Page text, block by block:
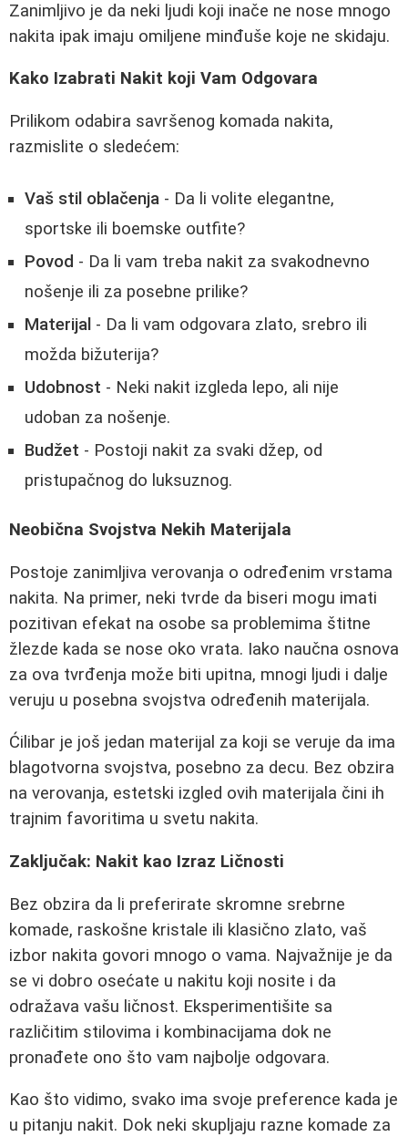
Zanimljivo je da neki ljudi koji inače ne nose mnogo
nakita ipak imaju omiljene minđuše koje ne skidaju.
Kako Izabrati Nakit koji Vam Odgovara
Prilikom odabira savršenog komada nakita,
razmislite o sledećem:
Vaš stil oblačenja - Da li volite elegantne,
sportske ili boemske outfite?
Povod - Da li vam treba nakit za svakodnevno
nošenje ili za posebne prilike?
Materijal - Da li vam odgovara zlato, srebro ili
možda bižuterija?
Udobnost - Neki nakit izgleda lepo, ali nije
udoban za nošenje.
Budžet - Postoji nakit za svaki džep, od
pristupačnog do luksuznog.
Neobična Svojstva Nekih Materijala
Postoje zanimljiva verovanja o određenim vrstama
nakita. Na primer, neki tvrde da biseri mogu imati
pozitivan efekat na osobe sa problemima štitne
žlezde kada se nose oko vrata. Iako naučna osnova
za ova tvrđenja može biti upitna, mnogi ljudi i dalje
veruju u posebna svojstva određenih materijala.
Ćilibar je još jedan materijal za koji se veruje da ima
blagotvorna svojstva, posebno za decu. Bez obzira
na verovanja, estetski izgled ovih materijala čini ih
trajnim favoritima u svetu nakita.
Zaključak: Nakit kao Izraz Ličnosti
Bez obzira da li preferirate skromne srebrne
komade, raskošne kristale ili klasično zlato, vaš
izbor nakita govori mnogo o vama. Najvažnije je da
se vi dobro osećate u nakitu koji nosite i da
odražava vašu ličnost. Eksperimentišite sa
različitim stilovima i kombinacijama dok ne
pronađete ono što vam najbolje odgovara.
Kao što vidimo, svako ima svoje preference kada je
u pitanju nakit. Dok neki skupljaju razne komade za